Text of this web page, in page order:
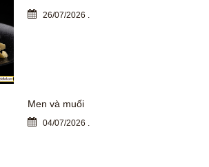
26/07/2026 .
Men và muối
04/07/2026 .